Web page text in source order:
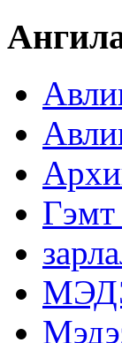
Гэмт